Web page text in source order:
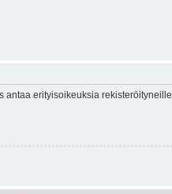
antaa erityisoikeuksia rekisteröityneille